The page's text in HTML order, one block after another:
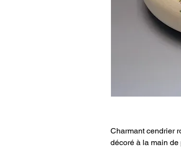
Charmant cendrier
décoré à la main de